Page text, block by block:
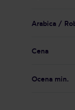
Arabica /
Cena
Ocena min.